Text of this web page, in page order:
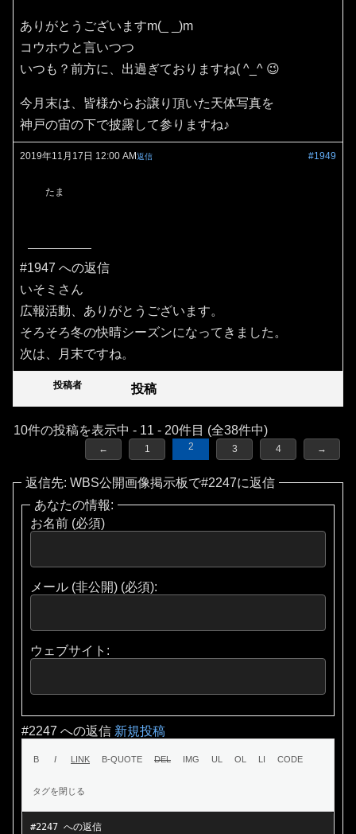
ありがとうございますm(_ _)m
コウホウと言いつつ
いつも？前方に、出過ぎておりますね( ^_^ 😉
今月末は、皆様からお譲り頂いた天体写真を
神戸の宙の下で披露して参りますね♪
2019年11月17日 12:00 AM #1949
返信
たま
#1947 への返信
いそミさん
広報活動、ありがとうございます。
そろそろ冬の快晴シーズンになってきました。
次は、月末ですね。
投稿者 投稿
10件の投稿を表示中 - 11 - 20件目 (全38件中)
← 1 2 3 4 →
返信先: WBS公開画像掲示板で#2247に返信
あなたの情報:
お名前 (必須)
メール (非公開) (必須):
ウェブサイト:
#2247 への返信 新規投稿